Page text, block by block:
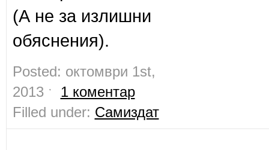
(А не за излишни
обяснения).
Posted: октомври 1st,
2013 ˑ 1 коментар
Filled under: Самиздат